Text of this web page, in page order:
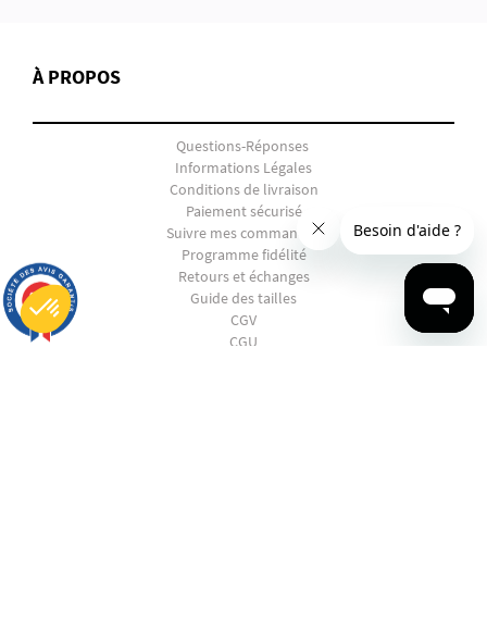
À PROPOS
Questions-Réponses
Informations Légales
Conditions de livraison
Paiement sécurisé
Suivre mes commandes
Programme fidélité
Retours et échanges
Guide des tailles
CGV
CGU
9.7 /10
2847 avis